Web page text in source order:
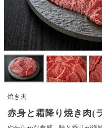
焼き肉
赤身と霜降り焼き肉(